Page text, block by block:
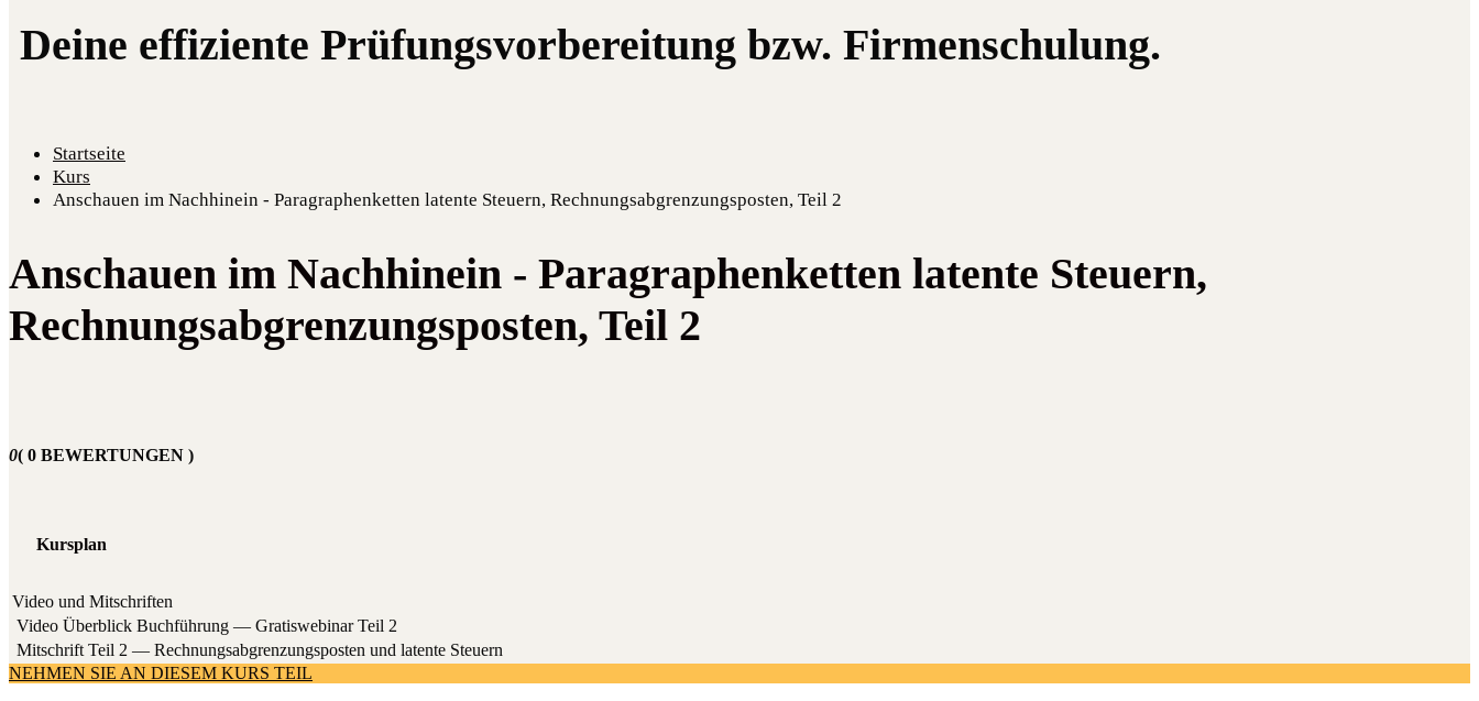
Startseite
Kurs
Anschauen im Nachhinein - Paragraphenketten latente Steuern, Rechnungsabgrenzungsposten, Teil 2
Anschauen im Nachhinein - Paragraphenketten latente Steuern,
Rechnungsabgrenzungsposten, Teil 2
0( 0 BEWERTUNGEN )
Kursplan
Video und Mitschriften
Video Über­blick Buch­füh­rung — Gra­tis­web­i­nar Teil 2
Mit­schrift Teil 2 — Rech­nungs­ab­gren­zungs­pos­ten und laten­te Steuern
NEHMEN SIE AN DIESEM KURS TEIL